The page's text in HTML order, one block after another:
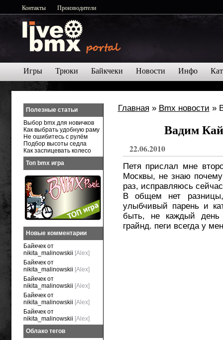
Контакты Производители
Игры Трюки Байкчеки Новости Инфо
Главная » Bmx новости »
Вадим
22.06.2010
Петя прислал мне
Москвы, не знаю
раз, исправляюсь
В общем нет
улыбчивый парень и
быть, не каждый день
грайнд. пеги всегда у
Полезные статьи
Выбор bmx для новичков
Как выбрать удобную раму
Не ошибитесь с рулём
Подбор высоты седла
Как заспицевать колесо
Топ bmx игра
Новые комментарии
Байкчек от
nikita_malinowskii [Alex]
Байкчек от
nikita_malinowskii [Alex]
Байкчек от
nikita_malinowskii [Alex]
Байкчек от
nikita_malinowskii [Alex]
Байкчек от
nikita_malinowskii [Alex]
Облако тегов